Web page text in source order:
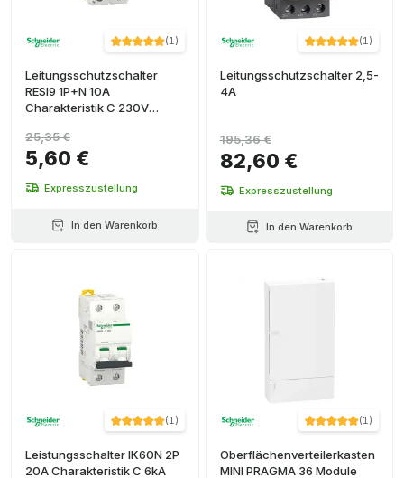
(1)
Leitungsschutzschalter
RESI9 1P+N 10A
Charakteristik C 230V
5,60 €
25,35 €
Expresszustellung
In den Warenkorb
(1)
Leitungsschutzschalter 2,5-
4A
82,60 €
195,36 €
Expresszustellung
In den Warenkorb
(1)
Leistungsschalter IK60N 2P
20A Charakteristik C 6kA
(1)
Oberflächenverteilerkasten
MINI PRAGMA 36 Module